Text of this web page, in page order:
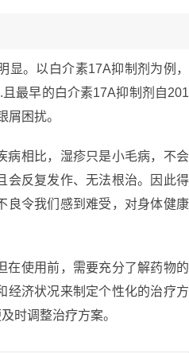
。以白介素17A抑制剂为例，
最早的白介素17A抑制剂自201
困扰。
病相比，湿疹只是小毛病，不会
会反复发作、无法根治。因此得
良令我们感到难受，对身体健康
在使用前，需要充分了解药物的
经济状况来制定个性化的治疗方
时调整治疗方案。